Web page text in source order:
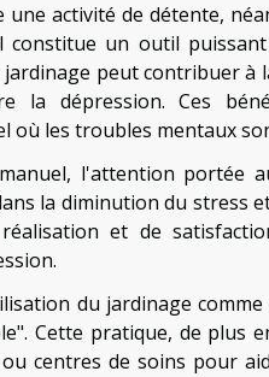
activité de détente,
constitue un outil
peut contribuer à
dépression. Ces
où les troubles mentaux
l'attention portée
la diminution du stress
et de
du jardinage
Cette pratique, de plus
centres de soins pour